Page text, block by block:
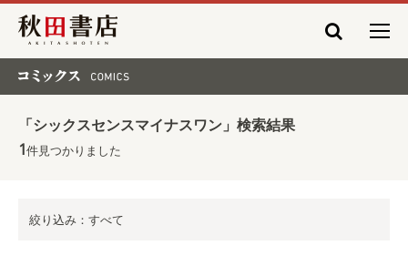
秋田書店
「シックスセンスマイナスワン」検索結果
1件見つかりました
絞り込み：すべて